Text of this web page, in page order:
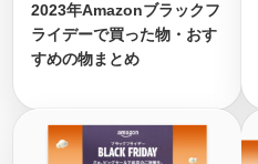
2023年Amazonブラックフ
ライデーで買った物・おす
すめの物まとめ